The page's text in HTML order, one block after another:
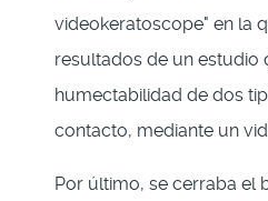
videokeratoscope" en la
resultados de un estudio
humectabilidad de dos
contacto, mediante un
Por último, se cerraba el